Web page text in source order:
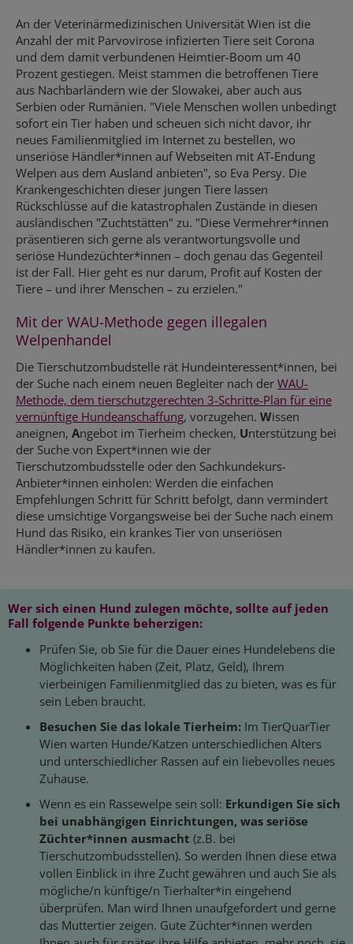
An der Veterinärmedizinischen Universität Wien ist die
Anzahl der mit Parvovirose infizierten Tiere seit Corona
und dem damit verbundenen Heimtier-Boom um 40
Prozent gestiegen. Meist stammen die betroffenen Tiere
aus Nachbarländern wie der Slowakei, aber auch aus
Serbien oder Rumänien. "Viele Menschen wollen unbedingt
sofort ein Tier haben und scheuen sich nicht davor, ihr
neues Familienmitglied im Internet zu bestellen, wo
unseriöse Händler*innen auf Webseiten mit AT-Endung
Welpen aus dem Ausland anbieten", so Eva Persy. Die
Krankengeschichten dieser jungen Tiere lassen
Rückschlüsse auf die katastrophalen Zustände in diesen
ausländischen "Zuchtstätten" zu. "Diese Vermehrer*innen
präsentieren sich gerne als verantwortungsvolle und
seriöse Hundezüchter*innen – doch genau das Gegenteil
ist der Fall. Hier geht es nur darum, Profit auf Kosten der
Tiere – und ihrer Menschen – zu erzielen."
Mit der WAU-Methode gegen illegalen
Welpenhandel
Die Tierschutzombudstelle rät Hundeinteressent*innen, bei
der Suche nach einem neuen Begleiter nach der WAU-
Methode, dem tierschutzgerechten 3-Schritte-Plan für eine
vernünftige Hundeanschaffung, vorzugehen. Wissen
aneignen, Angebot im Tierheim checken, Unterstützung bei
der Suche von Expert*innen wie der
Tierschutzombudsstelle oder den Sachkundekurs-
Anbieter*innen einholen: Werden die einfachen
Empfehlungen Schritt für Schritt befolgt, dann vermindert
diese umsichtige Vorgangsweise bei der Suche nach einem
Hund das Risiko, ein krankes Tier von unseriösen
Händler*innen zu kaufen.
Wer sich einen Hund zulegen möchte, sollte auf jeden
Fall folgende Punkte beherzigen:
Prüfen Sie, ob Sie für die Dauer eines Hundelebens die
Möglichkeiten haben (Zeit, Platz, Geld), Ihrem
vierbeinigen Familienmitglied das zu bieten, was es für
sein Leben braucht.
Besuchen Sie das lokale Tierheim: Im TierQuarTier
Wien warten Hunde/Katzen unterschiedlichen Alters
und unterschiedlicher Rassen auf ein liebevolles neues
Zuhause.
Wenn es ein Rassewelpe sein soll: Erkundigen Sie sich
bei unabhängigen Einrichtungen, was seriöse
Züchter*innen ausmacht (z.B. bei
Tierschutzombudsstellen). So werden Ihnen diese etwa
vollen Einblick in ihre Zucht gewähren und auch Sie als
mögliche/n künftige/n Tierhalter*in eingehend
überprüfen. Man wird Ihnen unaufgefordert und gerne
das Muttertier zeigen. Gute Züchter*innen werden